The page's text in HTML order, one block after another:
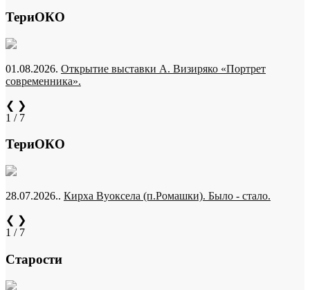
ТериОКО
01.08.2026. Открытие выставки А. Визиряко «Портрет
современника».
❮ ❯
1 / 7
ТериОКО
28.07.2026.. Кирха Вуоксела (п.Ромашки). Было - стало.
❮ ❯
1 / 7
Старости